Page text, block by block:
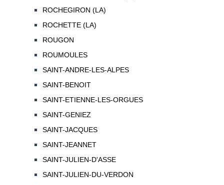
ROCHEGIRON (LA)
ROCHETTE (LA)
ROUGON
ROUMOULES
SAINT-ANDRE-LES-ALPES
SAINT-BENOIT
SAINT-ETIENNE-LES-ORGUES
SAINT-GENIEZ
SAINT-JACQUES
SAINT-JEANNET
SAINT-JULIEN-D'ASSE
SAINT-JULIEN-DU-VERDON